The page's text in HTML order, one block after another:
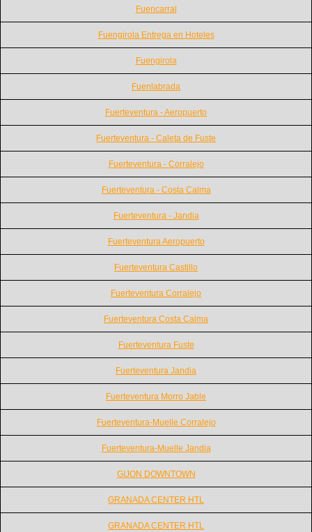
Fuencarral
Fuengirola Entrega en Hoteles
Fuengirola
Fuenlabrada
Fuerteventura - Aeropuerto
Fuerteventura - Caleta de Fuste
Fuerteventura - Corralejo
Fuerteventura - Costa Calma
Fuerteventura - Jandia
Fuerteventura Aeropuerto
Fuerteventura Castillo
Fuerteventura Corralejo
Fuerteventura Costa Calma
Fuerteventura Fuste
Fuerteventura Jandia
Fuerteventura Morro Jable
Fuerteventura-Muelle Corralejo
Fuerteventura-Muelle Jandia
GIJON DOWNTOWN
GRANADA CENTER HTL
GRANADA CENTER HTL